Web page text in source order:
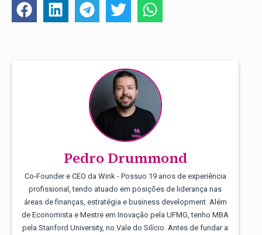
Pedro Drummond
Co-Founder e CEO da Wink - Possuo 19 anos de experiência
profissional, tendo atuado em posições de liderança nas
áreas de finanças, estratégia e business development. Além
de Economista e Mestre em Inovação pela UFMG, tenho MBA
pela Stanford University, no Vale do Silício. Antes de fundar a